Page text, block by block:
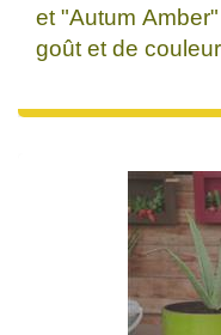
et "Autum
goût et de